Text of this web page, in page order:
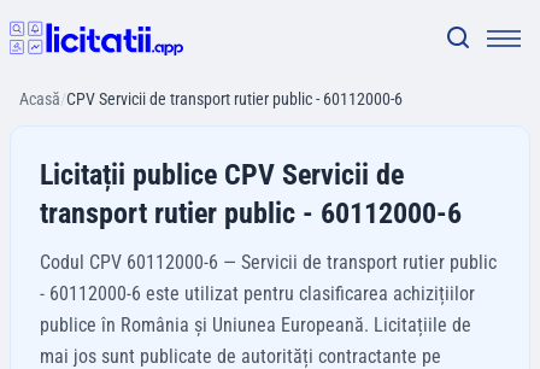
Acasă/CPV Servicii de transport rutier public - 60112000-6
Licitații publice CPV Servicii de
transport rutier public - 60112000-6
Codul CPV 60112000-6 — Servicii de transport rutier public
- 60112000-6 este utilizat pentru clasificarea achizițiilor
publice în România și Uniunea Europeană. Licitațiile de
mai jos sunt publicate de autorități contractante pe